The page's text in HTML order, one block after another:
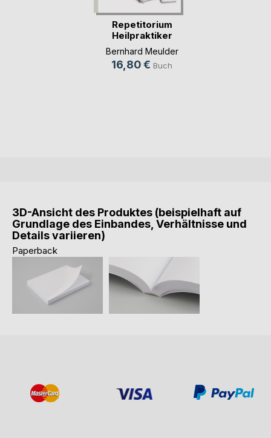
Repetitorium
Heilpraktiker
Psychot(...)
Bernhard Meulder
16,80 € Buch
3D-Ansicht des Produktes (beispielhaft auf
Grundlage des Einbandes, Verhältnisse und
Details variieren)
Paperback